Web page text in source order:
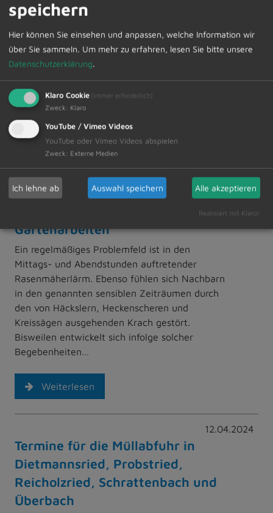
Vorschläge können bis 15.05.2024 beim
Landratsamt Oberallgäu eingereicht werden.
Mit dem Kulturpreis 2024 soll eine moderne
Form der Literatur ausgezeichnet…
Weiterlesen
12.04.2024
Gartenarbeiten
Ein regelmäßiges Problemfeld ist in den
Mittags- und Abendstunden auftretender
Rasenmäherlärm. Ebenso fühlen sich Nachbarn
in den genannten sensiblen Zeiträumen durch
den von Häckslern, Heckenscheren und
Kreissägen ausgehenden Krach gestört.
Bisweilen entwickelt sich infolge solcher
Begebenheiten…
Weiterlesen
12.04.2024
Termine für die Müllabfuhr in
Dietmannsried, Probstried,
Reicholzried, Schrattenbach und
Überbach
speichern
Hier können Sie einsehen und anpassen, welche Information wir
über Sie sammeln. Um mehr zu erfahren, lesen Sie bitte unsere
Datenschutzerklärung.
Klaro Cookie (immer erforderlich)
Zweck : Klaro
YouTube / Vimeo Videos
YouTube oder Vimeo Videos abspielen
Zweck : Externe Medien
Ich lehne ab Auswahl speichern Alle akzeptieren
Realisiert mit Klaro!